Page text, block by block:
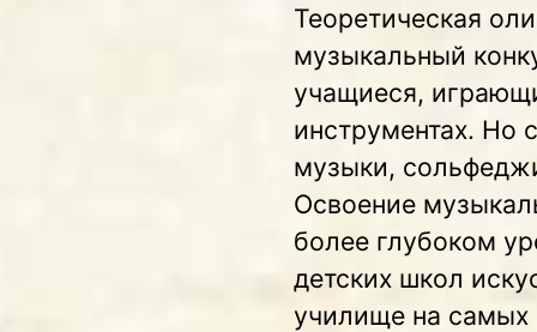
Теоретическая
музыкальный
учащиеся,
инструментах. Но
музыки,
Освоение
более глубоком
детских школ
училище на самых